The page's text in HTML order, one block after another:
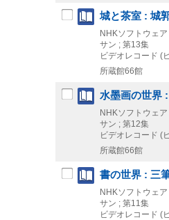
城と茶室 : 城
NHKソフトウェ
サン ; 第13集
ビデオレコード (
所蔵館66館
水墨画の世界
NHKソフトウェ
サン ; 第12集
ビデオレコード (
所蔵館66館
書の世界 : 三
NHKソフトウェ
サン ; 第11集
ビデオレコード (